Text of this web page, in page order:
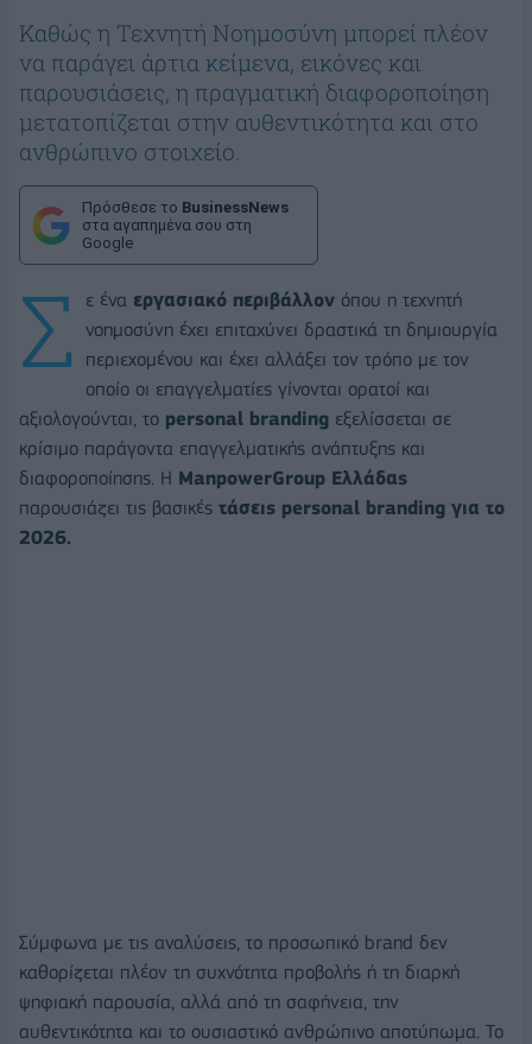
Καθώς η Τεχνητή Νοημοσύνη μπορεί πλέον
να παράγει άρτια κείμενα, εικόνες και
παρουσιάσεις, η πραγματική διαφοροποίηση
μετατοπίζεται στην αυθεντικότητα και στο
ανθρώπινο στοιχείο.
Πρόσθεσε το BusinessNews
στα αγαπημένα σου στη
Google
Σ ε ένα εργασιακό περιβάλλον όπου η τεχνητή
νοημοσύνη έχει επιταχύνει δραστικά τη δημιουργία
περιεχομένου και έχει αλλάξει τον τρόπο με τον
οποίο οι επαγγελματίες γίνονται ορατοί και
αξιολογούνται, το personal branding εξελίσσεται σε
κρίσιμο παράγοντα επαγγελματικής ανάπτυξης και
διαφοροποίησης. Η ManpowerGroup Ελλάδας
παρουσιάζει τις βασικές τάσεις personal branding για το
2026.
Σύμφωνα με τις αναλύσεις, το προσωπικό brand δεν
καθορίζεται πλέον τη συχνότητα προβολής ή τη διαρκή
ψηφιακή παρουσία, αλλά από τη σαφήνεια, την
αυθεντικότητα και το ουσιαστικό ανθρώπινο αποτύπωμα. Το